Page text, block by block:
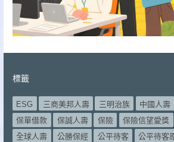
標籤
ESG 三商美邦人壽 三明治族 中國人壽
保單借款
保誠人壽 保險 保險信望愛獎
全球人壽
公勝保經 公平待客 公平待客